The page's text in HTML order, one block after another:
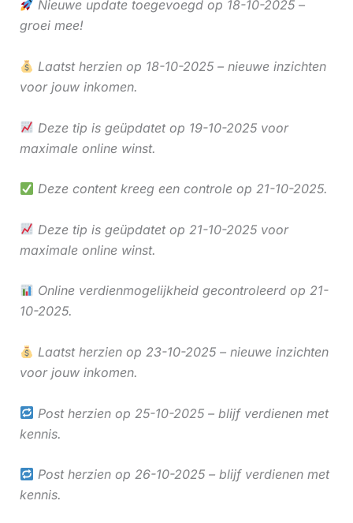
Nieuwe update toegevoegd op 18-10-2025 –
groei mee!
Laatst herzien op 18-10-2025 – nieuwe inzichten
voor jouw inkomen.
Deze tip is geüpdatet op 19-10-2025 voor
maximale online winst.
Deze content kreeg een controle op 21-10-2025.
Deze tip is geüpdatet op 21-10-2025 voor
maximale online winst.
Online verdienmogelijkheid gecontroleerd op 21-
10-2025.
Laatst herzien op 23-10-2025 – nieuwe inzichten
voor jouw inkomen.
Post herzien op 25-10-2025 – blijf verdienen met
kennis.
Post herzien op 26-10-2025 – blijf verdienen met
kennis.